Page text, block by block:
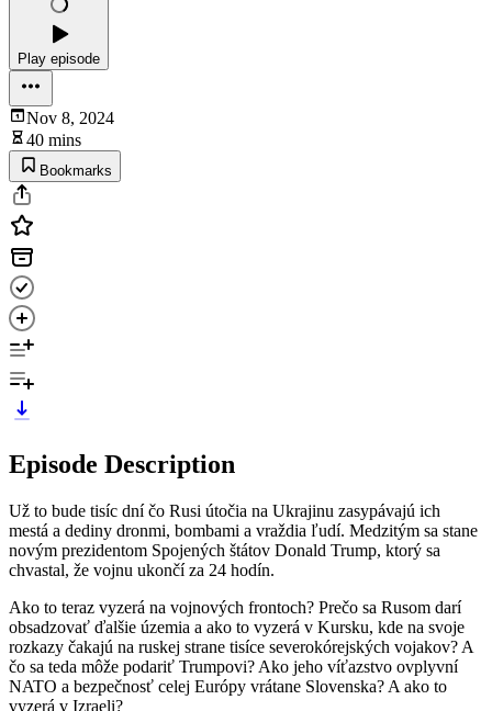
Play episode
Nov 8, 2024
40 mins
Bookmarks
Episode Description
Už to bude tisíc dní čo Rusi útočia na Ukrajinu zasypávajú ich
mestá a dediny dronmi, bombami a vraždia ľudí. Medzitým sa stane
novým prezidentom Spojených štátov Donald Trump, ktorý sa
chvastal, že vojnu ukončí za 24 hodín.
Ako to teraz vyzerá na vojnových frontoch? Prečo sa Rusom darí
obsadzovať ďalšie územia a ako to vyzerá v Kursku, kde na svoje
rozkazy čakajú na ruskej strane tisíce severokórejských vojakov? A
čo sa teda môže podariť Trumpovi? Ako jeho víťazstvo ovplyvní
NATO a bezpečnosť celej Európy vrátane Slovenska? A ako to
vyzerá v Izraeli?